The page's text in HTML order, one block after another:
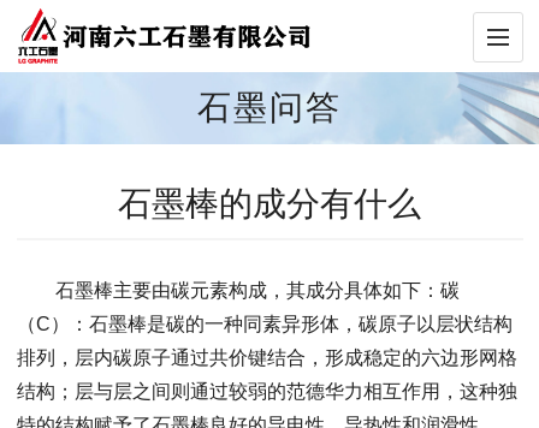
石墨问答
石墨棒的成分有什么
石墨棒主要由碳元素构成，其成分具体如下：碳
（C）：石墨棒是碳的一种同素异形体，碳原子以层状结构
排列，层内碳原子通过共价键结合，形成稳定的六边形网格
结构；层与层之间则通过较弱的范德华力相互作用，这种独